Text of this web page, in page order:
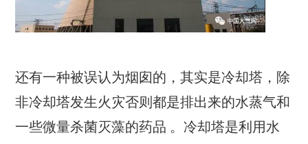
还有一种被误认为烟囱的，其实是冷却塔，除
非冷却塔发生火灾否则都是排出来的水蒸气和
一些微量杀菌灭藻的药品 。冷却塔是利用水